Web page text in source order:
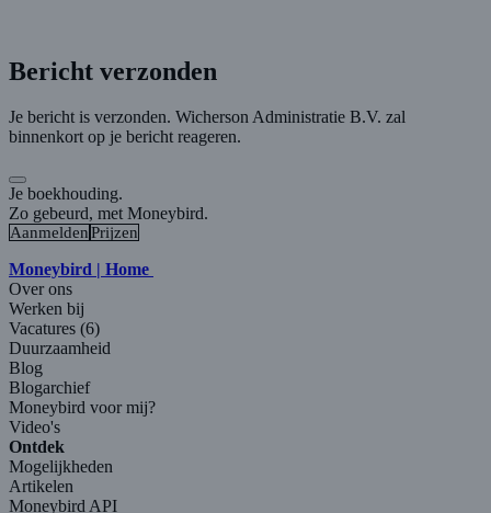
Bericht verzonden
Je bericht is verzonden. Wicherson Administratie B.V. zal
binnenkort op je bericht reageren.